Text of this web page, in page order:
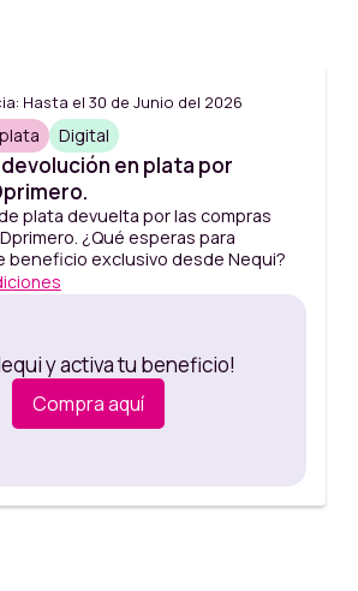
Hasta el 30 de Junio del 2026
Digital
en plata por
plata devuelta por las compras
¿Qué esperas para
beneficio exclusivo desde Nequi?
y activa tu beneficio!
Compra aquí